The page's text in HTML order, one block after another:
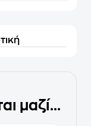
μαζί...